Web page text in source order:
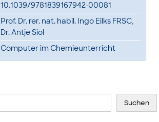
10.1039/9781839167942-00081
Prof. Dr. rer. nat. habil. Ingo Eilks FRSC,
Dr. Antje Siol
Computer im Chemieunterricht
Suchen